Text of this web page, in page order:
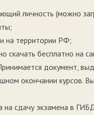
личность (можно
на территории РФ;
скачать бесплатно на
документ,
окончании курсов.
на сдачу экзамена в